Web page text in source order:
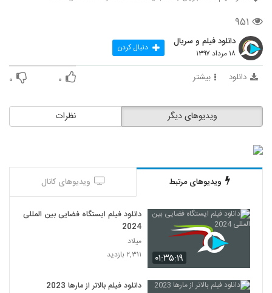
۹۵۱
دانلود فیلم و سریال
۱۸ مرداد ۱۳۹۷ دنبال کردن
دانلود بیشتر ۰ ۰
نظرات ویدیوهای دیگر
ویدیوهای مرتبط ویدیوهای کانال
۰۱:۳۵:۱۹
دانلود فیلم ایستگاه فضایی بین المللی
2024
میلاد
۲,۳۱۱ بازدید
دانلود فیلم بالاتر از مارها 2023